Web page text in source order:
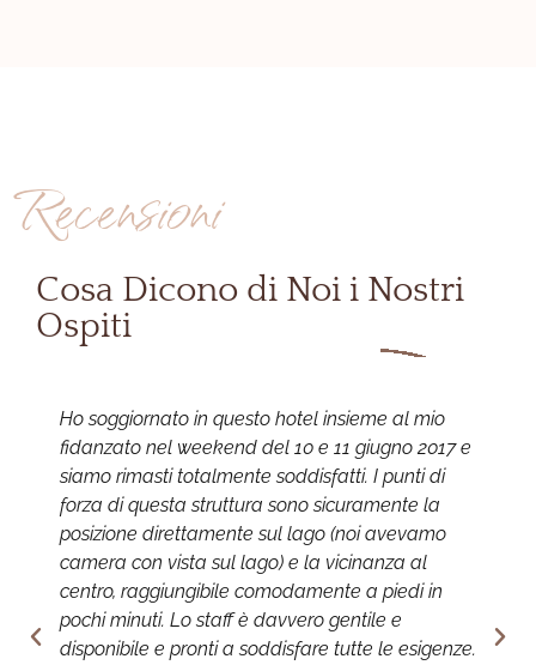
Recensioni
Cosa Dicono di Noi i Nostri
Ospiti
Ho soggiornato in questo hotel insieme al mio
fidanzato nel weekend del 10 e 11 giugno 2017 e
siamo rimasti totalmente soddisfatti. I punti di
forza di questa struttura sono sicuramente la
posizione direttamente sul lago (noi avevamo
camera con vista sul lago) e la vicinanza al
centro, raggiungibile comodamente a piedi in
pochi minuti. Lo staff è davvero gentile e
disponibile e pronti a soddisfare tutte le esigenze.